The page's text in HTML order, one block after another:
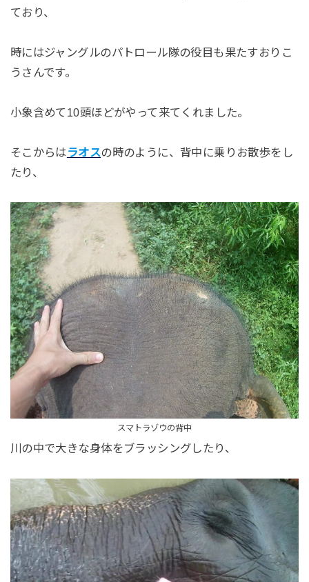
ており、
時にはジャングルのパトロール隊の役目も果たすおりこ
うさんです。
小象含めて10頭ほどがやって来てくれました。
そこからはラオスの時のように、背中に乗りお散歩をし
たり、
スマトラゾウの背中
川の中で大きな身体をブラッシングしたり、